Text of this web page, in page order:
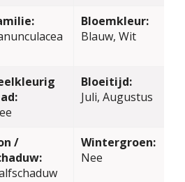
Bloemkleur:
Blauw, Wit
Bloeitijd:
Juli, Augustus
/
Wintergroen:
Nee